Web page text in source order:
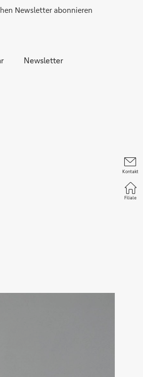
Newsletter abonnieren
Newsletter
Kontakt
Filiale